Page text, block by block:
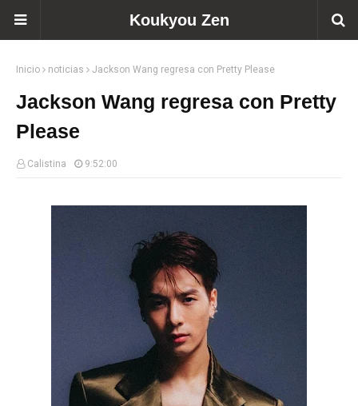
Koukyou Zen
Inicio noticias Jackson Wang regresa con Pretty Please
Jackson Wang regresa con Pretty
Please
Calistina 9:52:00